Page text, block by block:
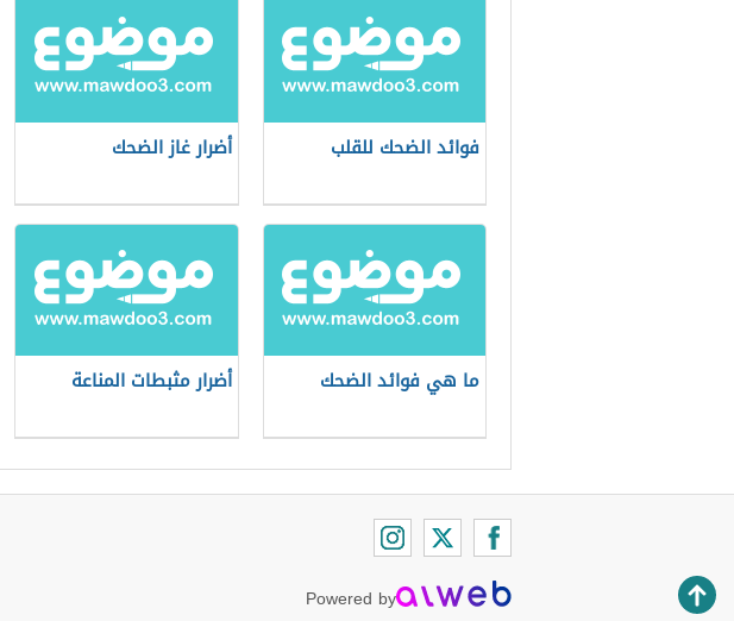
فوائد الضحك للقلب أضرار غاز الضحك
ما هي فوائد الضحك أضرار مثبطات المناعة
Powered by